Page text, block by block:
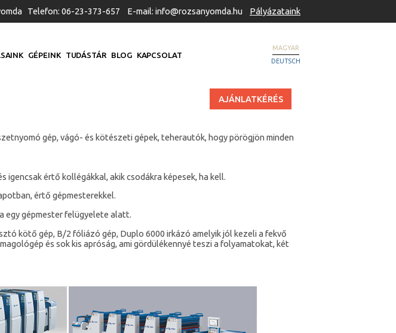
Telefon: 06-23-373-657 E-mail: info@rozsanyomda.hu Pályázataink
GÉPEINK TUDÁSTÁR BLOG KAPCSOLAT
MAGYAR
DEUTSCH
AJÁNLATKÉRÉS
gép, vágó- és kötészeti gépek, teherautók, hogy pörögjön minden
értő kollégákkal, akik csodákra képesek, ha kell.
értő gépmesterekkel.
egy gépmester felügyelete alatt.
kötő gép, B/2 fóliázó gép, Duplo 6000 irkázó amelyik jól kezeli a fekvő
és sok kis apróság, ami gördülékennyé teszi a folyamatokat, két